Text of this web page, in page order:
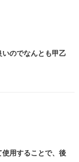
のでなんとも甲乙
用することで、後